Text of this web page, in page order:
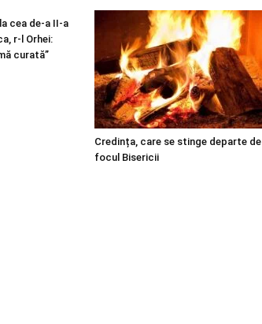
cea de-a II-a
r-l Orhei:
curată”
Credința, care se stinge departe de
focul Bisericii